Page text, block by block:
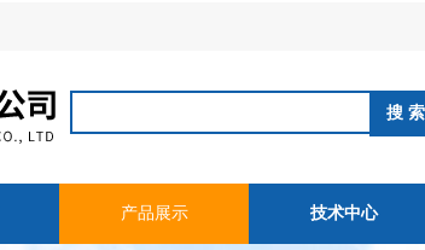
产品展示 技术中心